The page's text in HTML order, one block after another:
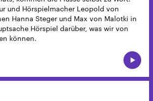
und Hörspielmacher Leopold von
Hanna Steger und Max von Malotki in
Hörspiel darüber, was wir von
können.